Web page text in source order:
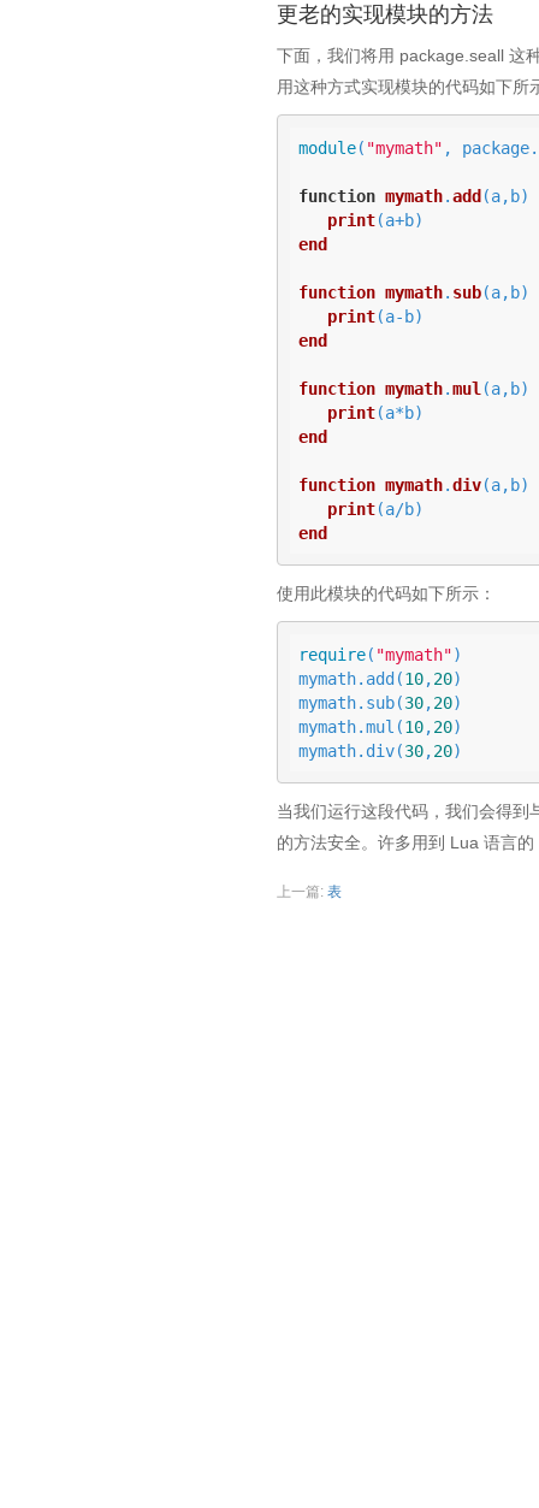
更老的实现模块的方法
下面，我们将用 package.seall 这
用这种方式实现模块的代码如下所
module( "mymath" ,
function mymath.add (a,b)
print(a+b)
end
function mymath. sub(a,b)
print(a-b)
end
function mymath.mul (a,b)
print(a*b)
end
function mymath.div(a,b)
print(a/b)
end
使用此模块的代码如下所示：
require( "mymath")
mymath.add(10,20)
mymath.sub(30,20)
mymath.mul(10,20)
mymath.div(30,20)
当我们运行这段代码，我们会得
的方法安全。许多用到 Lua 语言
上一篇: 表